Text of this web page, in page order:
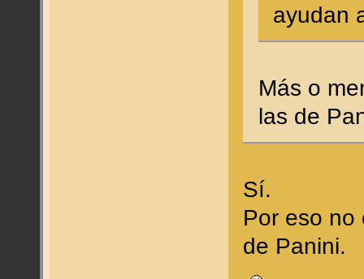
ayudan
Más o
las de
Sí.
Por eso no
de Panini.